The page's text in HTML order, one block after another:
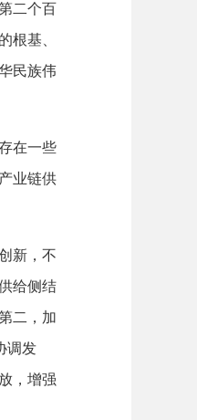
二个百
根基、
民族伟
在一些
业链供
新，不
给侧结
二，加
调发
，增强